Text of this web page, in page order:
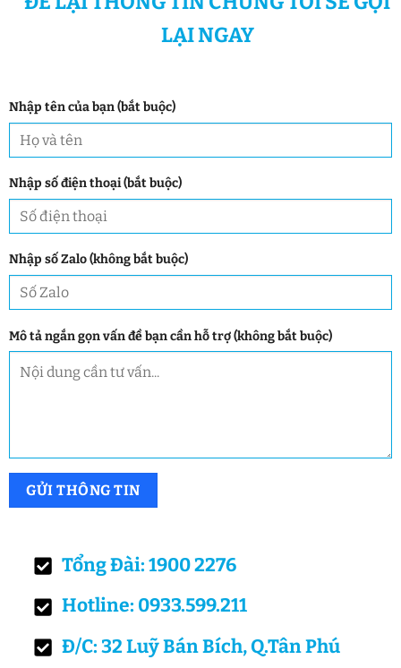
LẠI NGAY
Nhập tên của bạn (bắt buộc)
Nhập số điện thoại (bắt buộc)
Nhập số Zalo (không bắt buộc)
Mô tả ngắn gọn vấn đề bạn cần hỗ trợ (không bắt buộc)
Tổng Đài: 1900 2276
Hotline: 0933.599.211
Đ/C: 32 Luỹ Bán Bích, Q.Tân Phú